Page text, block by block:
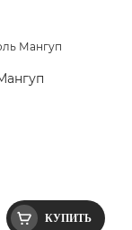
КУПИТЬ